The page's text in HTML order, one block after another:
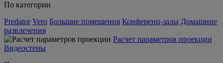
По категории
Predator Vero Большие помещения Конференц-залы Домашние
развлечения
Расчет параметров проекции
Видеостены